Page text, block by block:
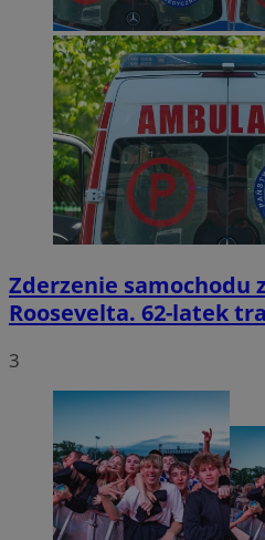
Zderzenie samochodu
Roosevelta. 62-latek
3